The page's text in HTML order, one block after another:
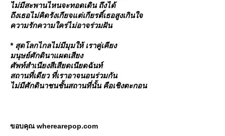
ไม่มีสะพานไหนจะทอดเดิน ถึงได้
ถึงเธอไม่คิดรังเกียจแต่เกียรติ์เธอสูงเกินใจ
ความรักความใคร่ไม่อาจร่วมฝัน
* สุดโลกไกลไม่มีมุมให้ เราคู่เคียง
มนุษย์ศักดินาแผดเสียง
ศัพท์สำเนียงสีเสียดเนียดฉันท์
สถานที่เดียว ที่เราอาจนอนร่วมกัน
ไม่มีศักดินาชนชั้นสถานที่นั้น คือเชิงตะกอน
ขอบคุณ wherearepop.com